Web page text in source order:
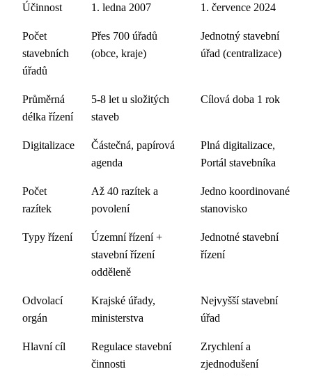
Účinnost 1. ledna 2007 1. července 2024
Počet
stavebních
úřadů
Přes 700 úřadů
(obce, kraje)
Jednotný stavební
úřad (centralizace)
Průměrná
délka řízení
5-8 let u složitých
staveb
Cílová doba 1 rok
Digitalizace
Částečná, papírová
agenda
Plná digitalizace,
Portál stavebníka
Počet
razítek
Až 40 razítek a
povolení
Jedno koordinované
stanovisko
Typy řízení
Územní řízení +
stavební řízení
odděleně
Jednotné stavební
řízení
Odvolací
orgán
Krajské úřady,
ministerstva
Nejvyšší stavební
úřad
Hlavní cíl
Regulace stavební
činnosti
Zrychlení a
zjednodušení